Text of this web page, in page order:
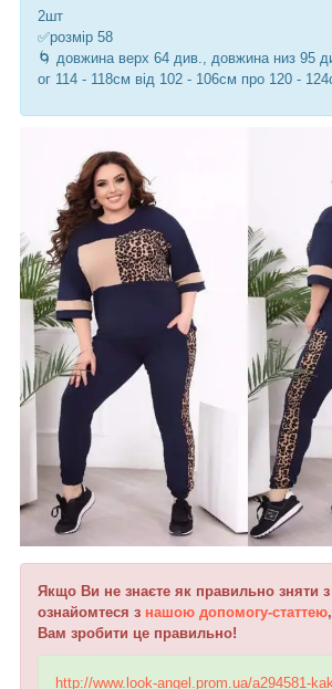
2шт
✅розмір 58
🌀 довжина верх 64 див., довжина низ 95
ог 114 - 118см від 102 - 106см про 120 -
Якщо Ви не знаєте як правильно зняти з
ознайомтеся з нашою допомогу-статтею
Вам зробити це правильно!
http://www.look-angel.prom.ua/a294581-